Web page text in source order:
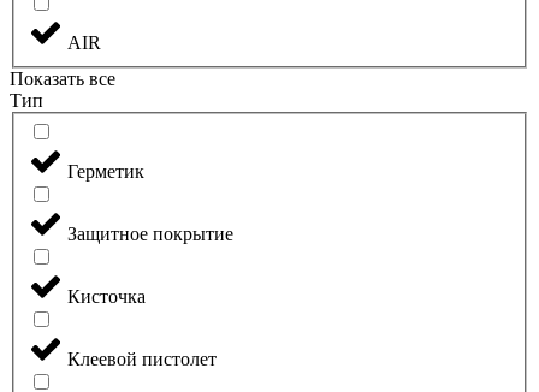
AIR
Показать все
Тип
Герметик
Защитное покрытие
Кисточка
Клеевой пистолет